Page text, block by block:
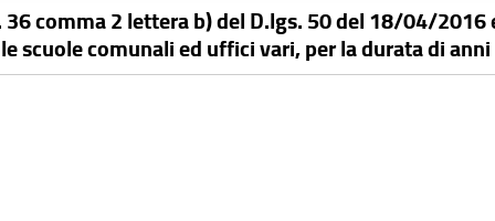
comma 2 lettera b) del D.lgs. 50 del 18/04/
scuole comunali ed uffici vari, per la durata di anni